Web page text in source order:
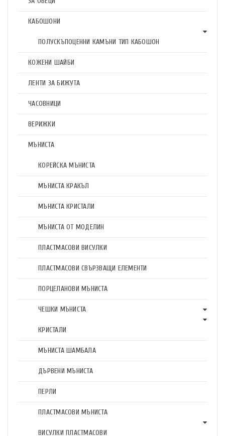
КАБОШОНИ
ПОЛУСКЪПОЦЕННИ КАМЪНИ ТИП КАБОШОН
КОЖЕНИ ШАЙБИ
ЛЕНТИ ЗА БИЖУТА
ЧАСОВНИЦИ
ВЕРИЖКИ
МЪНИСТА
КОРЕЙСКА МЪНИСТА
МЪНИСТА КРАКЪЛ
МЪНИСТА КРИСТАЛИ
МЪНИСТА ОТ МОДЕЛИН
ПЛАСТМАСОВИ ВИСУЛКИ
ПЛАСТМАСОВИ СВЪРЗВАЩИ ЕЛЕМЕНТИ
ПОРЦЕЛАНОВИ МЪНИСТА
ЧЕШКИ МЪНИСТА
КРИСТАЛИ
МЪНИСТА ШАМБАЛА
ДЪРВЕНИ МЪНИСТА
ПЕРЛИ
ПЛАСТМАСОВИ МЪНИСТА
ВИСУЛКИ ПЛАСТМАСОВИ